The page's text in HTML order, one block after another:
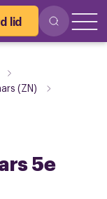
lid
(ZN)
5e